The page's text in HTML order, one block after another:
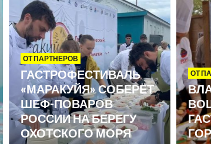
ОТ ПАРТНЕРОВ
ГАСТРОФЕСТИВАЛЬ
«МАРАКУЙЯ» СОБЕРЁТ
ШЕФ-ПОВАРОВ
РОССИИ НА БЕРЕГУ
ОХОТСКОГО МОРЯ
ОТ